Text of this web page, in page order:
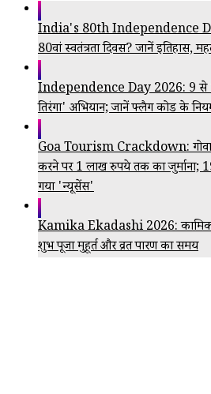
India's 80th Independence
80वां स्वतंत्रता दिवस? जानें इतिहास,
Independence Day 2026: 9 से
तिरंगा' अभियान; जानें फ्लैग कोड के
Goa Tourism Crackdown: गोवा
करने पर 1 लाख रुपये तक का जुर्माना;
गया 'न्यूसेंस'
Kamika Ekadashi 2026:
शुभ पूजा मुहूर्त और व्रत पारण का समय